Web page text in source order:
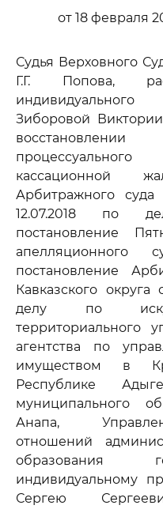
от 18 февраля
Судья Верховного
Г.Г. Попова,
Зиборовой
кассационной
Арбитражного суда
12.07.2018 по
постановление
апелляционного
постановление
Кавказского
делу по иску
территориального
агентства по
имуществом в
Республике
муниципального
Анапа,
отношений
образования
индивидуальному
Сергею